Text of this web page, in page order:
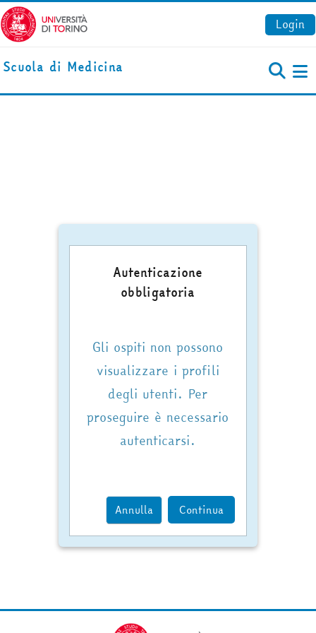
Vai al contenuto principale
Login
Scuola di Medicina
Autenticazione
obbligatoria
Gli ospiti non possono
visualizzare i profili
degli utenti. Per
proseguire è necessario
autenticarsi.
Annulla Continua